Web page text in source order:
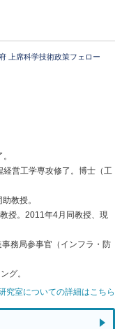
上席科学技術政策フェロー
営工学専攻修了。博士（工
教授。
授。2011年4月同教授、現
務局参事官（インフラ・防
グ。
究室についての詳細はこちら